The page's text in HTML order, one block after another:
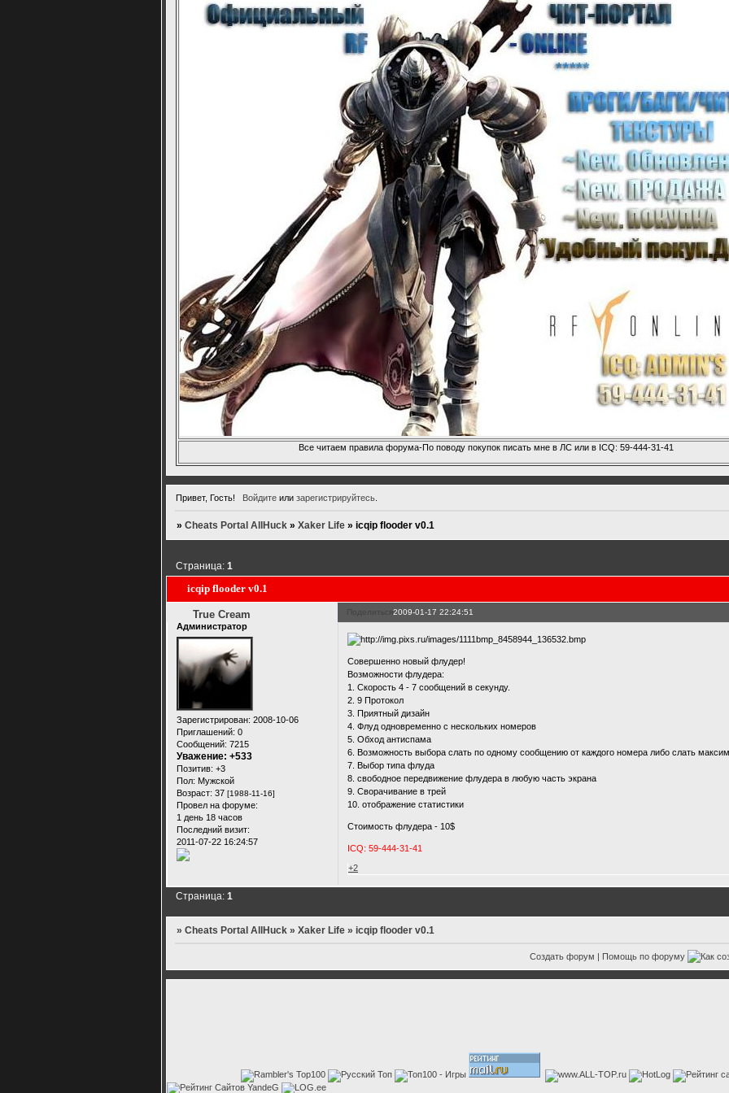
Все читаем правила форума-По поводу покупок писать мне в ЛС или в ICQ: 59-444-31-41
Привет, Гость! Войдитеили зарегистрируйтесь.
»Cheats Portal AllHuck »Xaker Life »icqip flooder v0.1
icqip flooder v0.1
Страница:1
Поделиться2009-01-17 22:24:51
True Cream
Администратор
Зарегистрирован: 2008-10-06
Приглашений: 0
Сообщений: 7215
Уважение: +533
Позитив: +3
Пол: Мужской
Возраст: 37 [1988-11-16]
Провел на форуме:
1 день 18 часов
Последний визит:
2011-07-22 16:24:57
Совершенно новый флудер!
Возможности флудера:
1. Скорость 4 - 7 сообщений в секунду.
2. 9 Протокол
3. Приятный дизайн
4. Флуд одновременно с нескольких номеров
5. Обход антиспама
6. Возможность выбора слать по одному сообщению от каждого номера либо слать
7. Выбор типа флуда
8. свободное передвижение флудера в любую часть экрана
9. Сворачивание в трей
10. отображение статистики
Стоимость флудера - 10$
ICQ: 59-444-31-41
+2
Страница:1
»Cheats Portal AllHuck »Xaker Life » icqip flooder v0.1
Создать форум | Помощь по форуму